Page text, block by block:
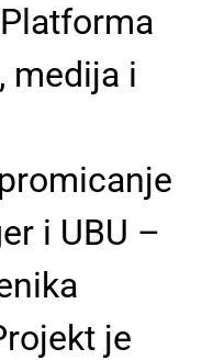
medija i
i UBU –
je